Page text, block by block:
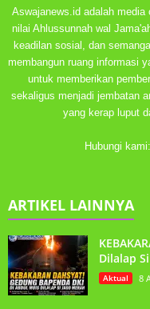
Aswajanews.id adalah media
nilai Ahlussunnah wal
keadilan sosial, dan
membangun ruang informasi
untuk memberikan
sekaligus menjadi jembatan
yang kerap luput
Hubungi kami:
ARTIKEL LAINNYA
Dilalap
Aktual 8